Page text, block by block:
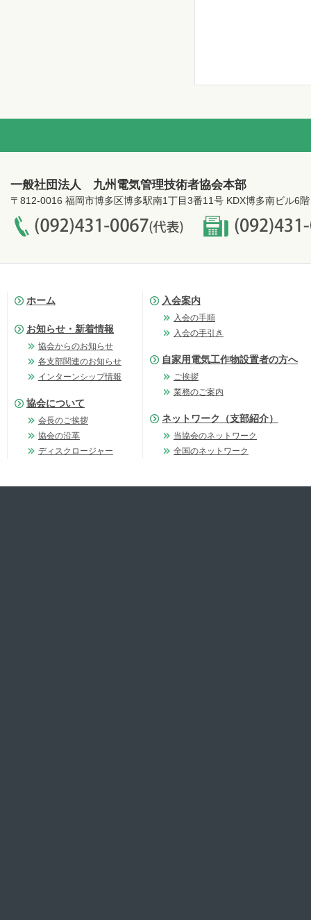
一般社団法人 九州電気管理技術者協会本部
〒812-0016 福岡市博多区博多駅南1丁目3番11号 KDX博多南ビル6階
ホーム
お知らせ・新着情報
協会からのお知らせ
各支部関連のお知らせ
インターンシップ情報
協会について
会長のご挨拶
協会の沿革
ディスクロージャー
入会案内
入会の手順
入会の手引き
自家用電気工作物設置者の方へ
ご挨拶
業務のご案内
ネットワーク（支部紹介）
当協会のネットワーク
全国のネットワーク